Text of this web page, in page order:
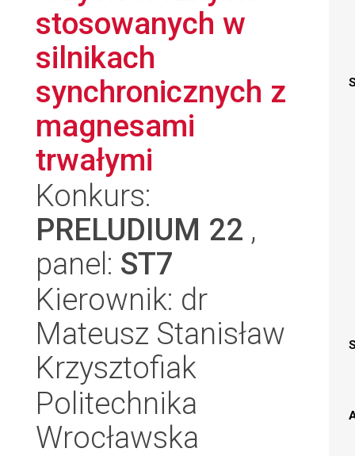
stosowanych w
silnikach
synchronicznych z
magnesami
trwałymi
Konkurs:
PRELUDIUM 22 ,
panel: ST7
Kierownik: dr
Mateusz Stanisław
Krzysztofiak
Politechnika
Wrocławska